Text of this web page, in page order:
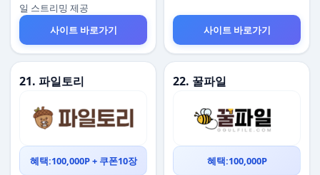
일 스트리밍 제공
사이트 바로가기
사이트 바로가기
21. 파일토리
혜택:100,000P + 쿠폰10장
22. 꿀파일
혜택:100,000P